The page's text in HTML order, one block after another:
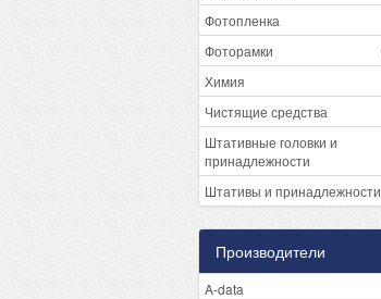
Фотопленка
Фоторамки
Химия
Чистящие средства
Штативные головки и
принадлежности
Штативы и принадлежности
Производители
A-data